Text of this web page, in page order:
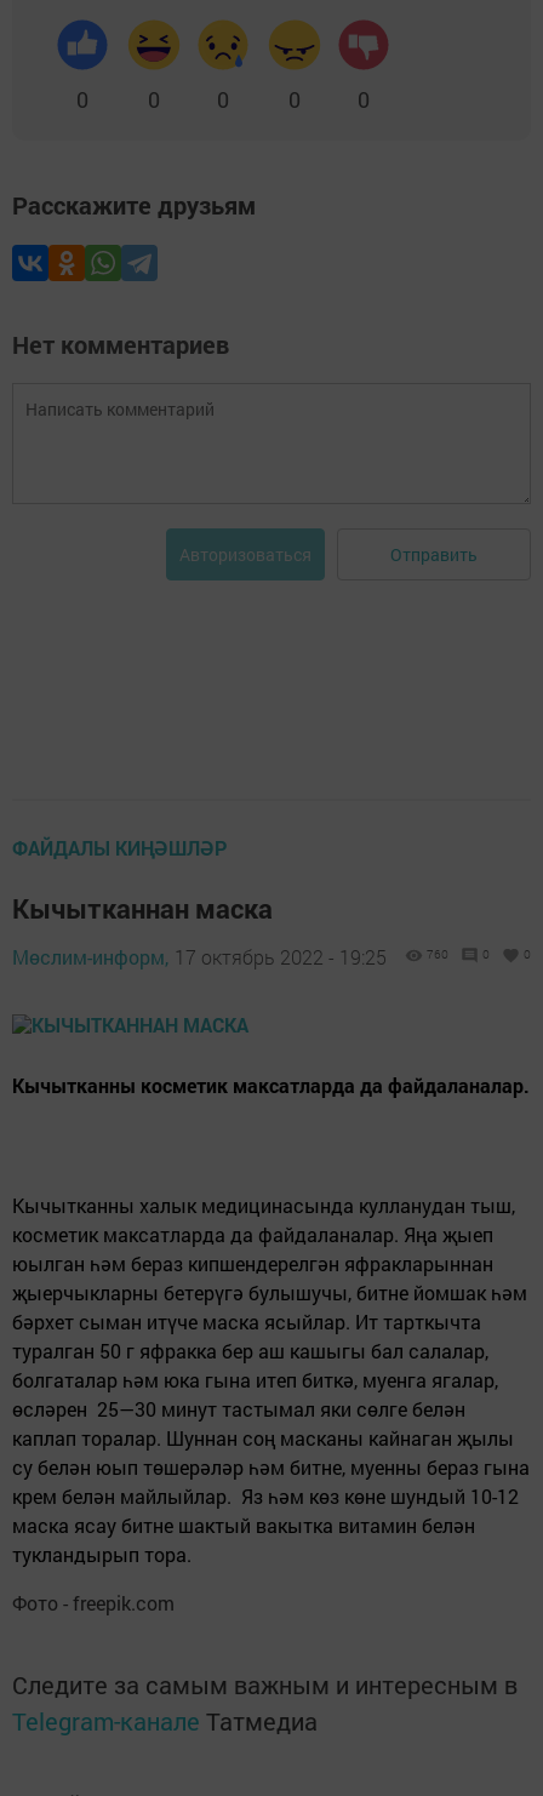
0 0 0 0 0
Расскажите друзьям
Нет комментариев
Авторизоваться Отправить
ФАЙДАЛЫ КИҢӘШЛӘР
Кычытканнан маска
Мөслим-информ, 17 октябрь 2022 - 19:25 760 0 0
Кычытканны косметик максатларда да файдаланалар.
Кычытканны халык медицинасында кулланудан тыш,
косметик максатларда да файдаланалар. Яңа җыеп
юылган һәм бераз кипшендерелгән яфракларыннан
җыерчыкларны бетерүгә булышучы, битне йомшак һәм
бәрхет сыман итүче маска ясыйлар. Ит тарткычта
туралган 50 г яфракка бер аш кашыгы бал салалар,
болгаталар һәм юка гына итеп биткә, муенга ягалар,
өсләрен 25—30 минут тастымал яки сөлге белән
каплап торалар. Шуннан соң масканы кайнаган җылы
су белән юып төшерәләр һәм битне, муенны бераз гына
крем белән майлыйлар. Яз һәм көз көне шундый 10-12
маска ясау битне шактый вакытка витамин белән
тукландырып тора.
Фото - freepik.com
Следите за самым важным и интересным в
Telegram-канале Татмедиа